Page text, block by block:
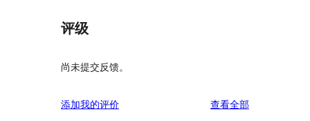
评级
尚未提交反馈。
添加我的评价 查看全部评